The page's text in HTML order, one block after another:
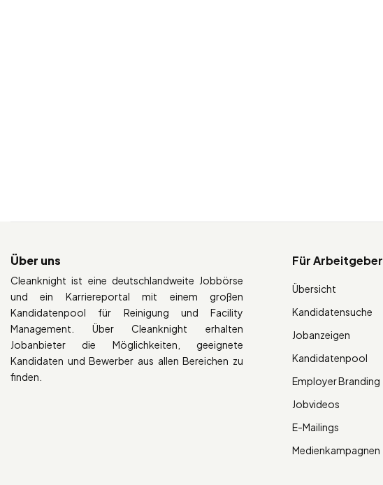
Über uns
Cleanknight ist eine deutschlandweite Jobbörse
und ein Karriereportal mit einem großen
Kandidatenpool für Reinigung und Facility
Management. Über Cleanknight erhalten
Jobanbieter die Möglichkeiten, geeignete
Kandidaten und Bewerber aus allen Bereichen zu
finden.
Für Arbeitgeber
Übersicht
Kandidatensuche
Jobanzeigen
Kandidatenpool
Employer Branding
Jobvideos
E-Mailings
Medienkampagnen